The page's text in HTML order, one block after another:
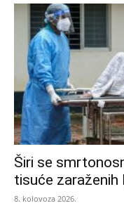
Širi se
tisuće zaraženih
8. kolovoza 2026.